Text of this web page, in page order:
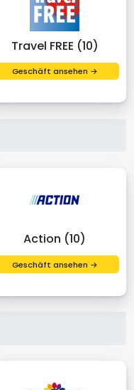
Travel FREE (10)
Geschäft ansehen →
Action (10)
Geschäft ansehen →